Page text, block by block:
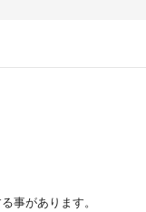
事があります。